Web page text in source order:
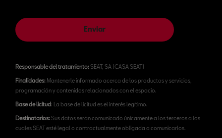
Enviar
Responsable del tratamiento:SEAT, SA (CASA SEAT)
Finalidades:Mantenerle informado acerca de los productos y servicios,
programación y contenidos relacionados con el espacio.
Base de licitud: La base de licitud es el interés legítimo.
Destinatarios:Sus datos serán comunicado únicamente a los terceros a los
cuales SEAT esté legal o contractualmente obligada a comunicarlos.